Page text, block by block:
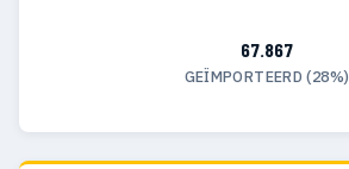
67.867
GEÏMPORTEERD (28%)